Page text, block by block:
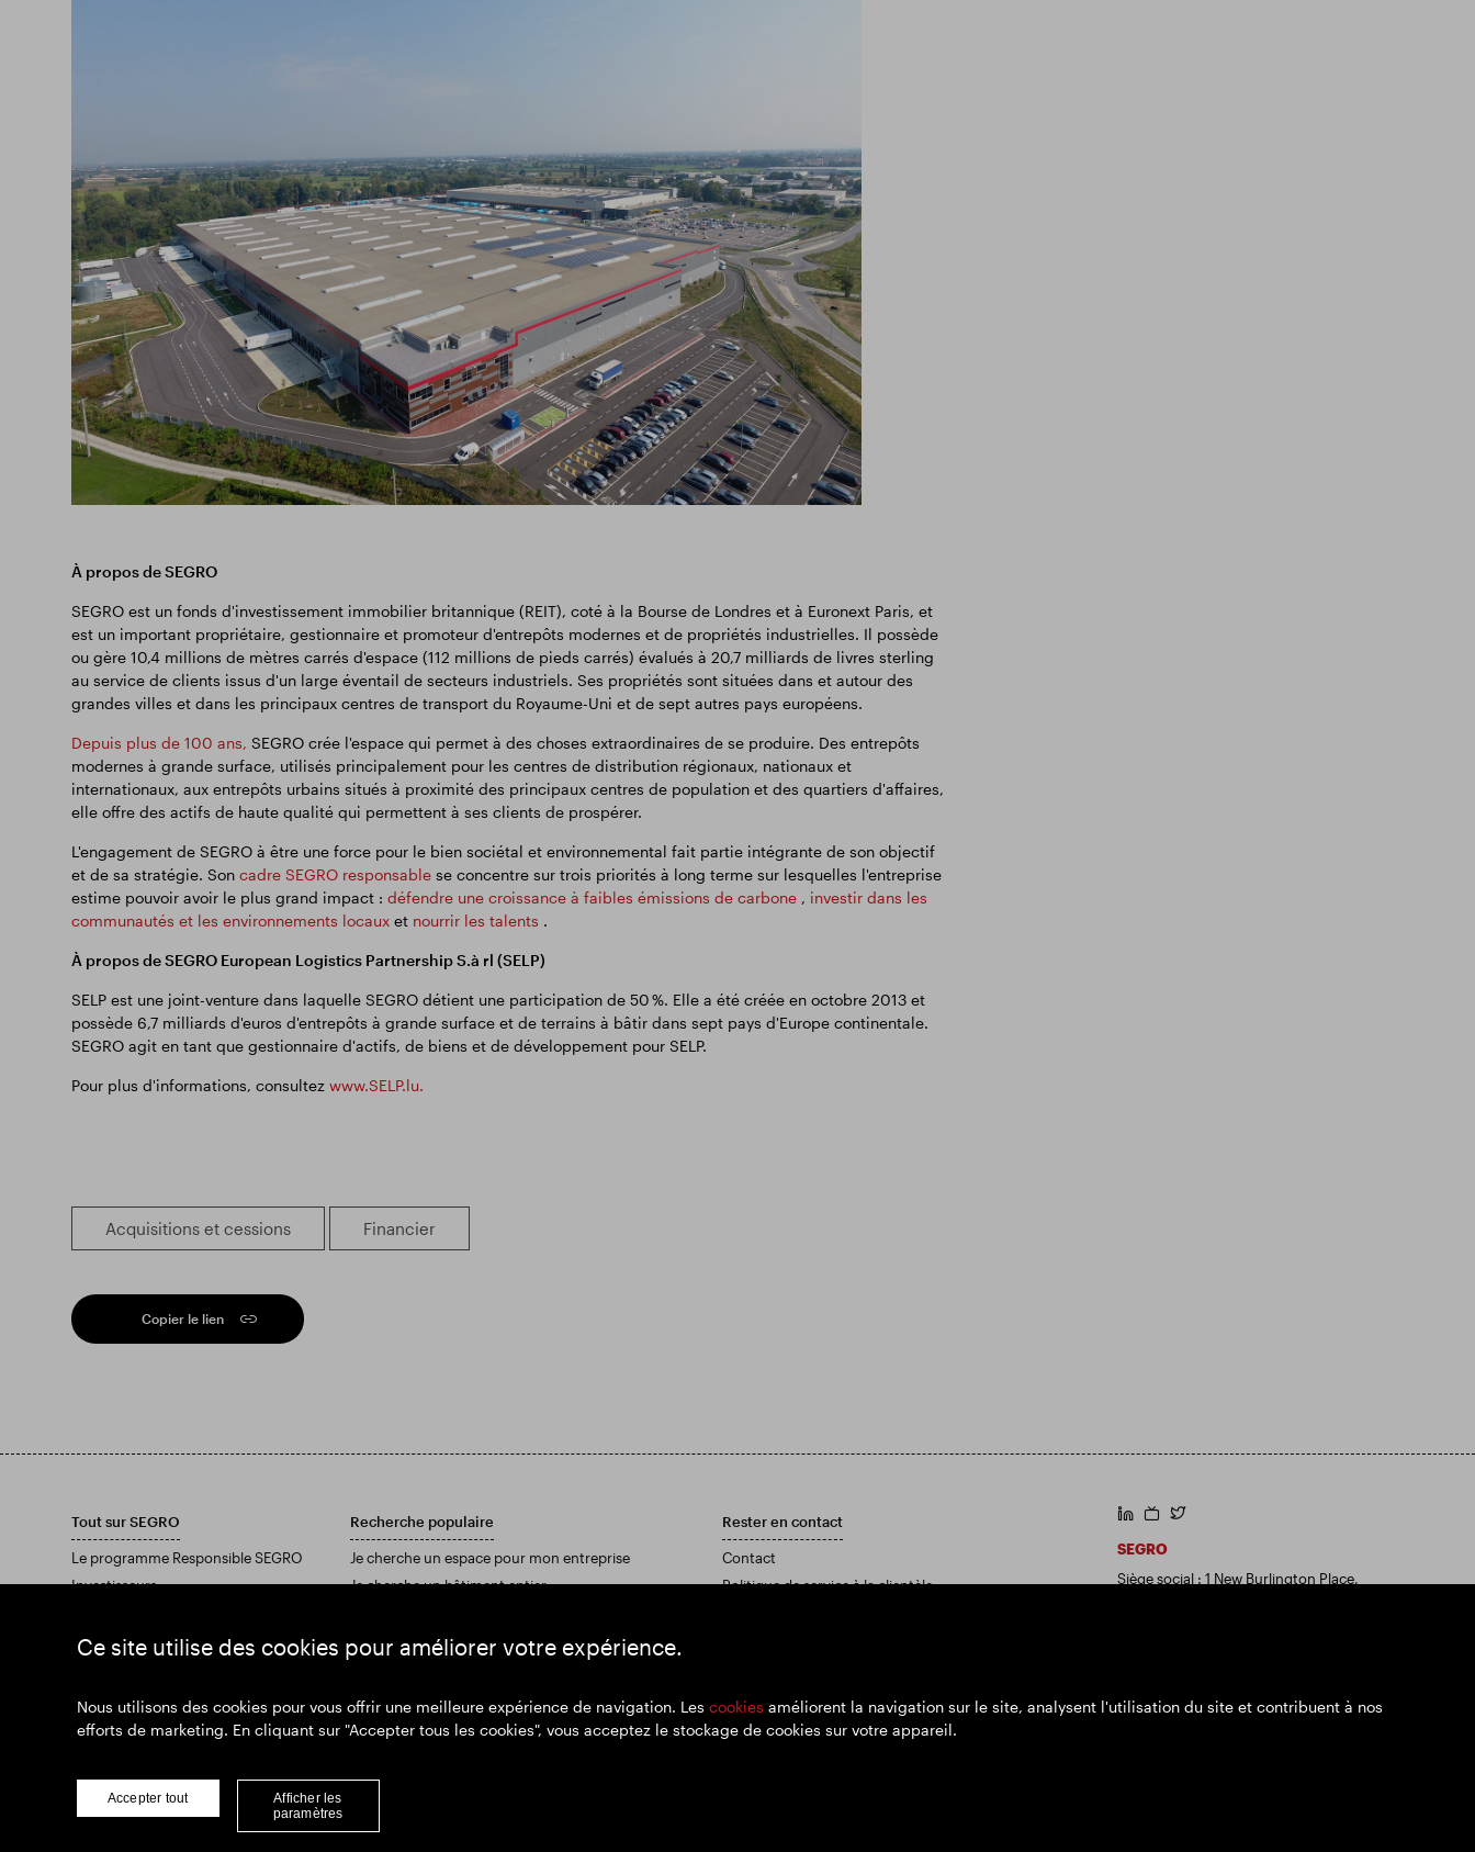
Ce site utilise des cookies pour améliorer votre expérience.
Nous utilisons des cookies pour vous offrir une meilleure expérience de navigation. Les cookies améliorent la navigation sur le site, analysent l'utilisation du site et contribuent à nos
efforts de marketing. En cliquant sur "Accepter tous les cookies", vous acceptez le stockage de cookies sur votre appareil.
Accepter tout
Afficher les
paramètres
À propos de SEGRO
SEGRO est un fonds d'investissement immobilier britannique (REIT), coté à la Bourse de Londres et à Euronext Paris, et
est un important propriétaire, gestionnaire et promoteur d'entrepôts modernes et de propriétés industrielles. Il possède
ou gère 10,4 millions de mètres carrés d'espace (112 millions de pieds carrés) évalués à 20,7 milliards de livres sterling
au service de clients issus d'un large éventail de secteurs industriels. Ses propriétés sont situées dans et autour des
grandes villes et dans les principaux centres de transport du Royaume-Uni et de sept autres pays européens.
Depuis plus de 100 ans, SEGRO crée l'espace qui permet à des choses extraordinaires de se produire. Des entrepôts
modernes à grande surface, utilisés principalement pour les centres de distribution régionaux, nationaux et
internationaux, aux entrepôts urbains situés à proximité des principaux centres de population et des quartiers d'affaires,
elle offre des actifs de haute qualité qui permettent à ses clients de prospérer.
L'engagement de SEGRO à être une force pour le bien sociétal et environnemental fait partie intégrante de son objectif
et de sa stratégie. Son cadre SEGRO responsablese concentre sur trois priorités à long terme sur lesquelles l'entreprise
estime pouvoir avoir le plus grand impact : défendre une croissance à faibles émissions de carbone, investir dans les
communautés et les environnements locauxet nourrir les talents .
À propos de SEGRO European Logistics Partnership S.à rl (SELP)
SELP est une joint-venture dans laquelle SEGRO détient une participation de 50 %. Elle a été créée en octobre 2013 et
possède 6,7 milliards d'euros d'entrepôts à grande surface et de terrains à bâtir dans sept pays d'Europe continentale.
SEGRO agit en tant que gestionnaire d'actifs, de biens et de développement pour SELP.
Pour plus d'informations, consultez www.SELP.lu.
Acquisitions et cessions Financier
Copier le lien
Tout sur SEGRO
Le programme Responsible SEGRO
Investisseurs
Medias - Actualités
Recherche populaire
Je cherche un espace pour mon entreprise
Je cherche un bâtiment entier
Rester en contact
Contact
Politique de service à la clientèle
https://www.linkedin.com/
https://www.youtube.com/
https://twitter.com/segroplc
SEGRO
Siège social : 1 New Burlington Place,
© SEGRO 2022